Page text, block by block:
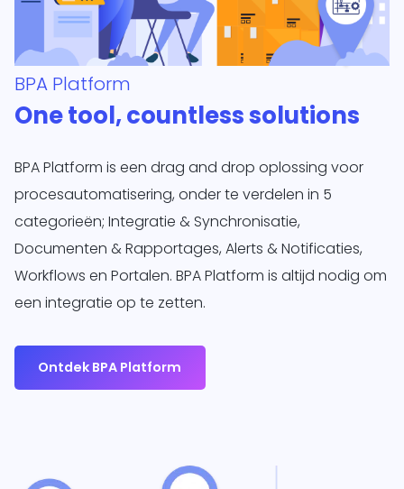
BPA Platform
One tool, countless solutions
BPA Platform is een drag and drop oplossing voor
procesautomatisering, onder te verdelen in 5
categorieën; Integratie & Synchronisatie,
Documenten & Rapportages, Alerts & Notificaties,
Workflows en Portalen. BPA Platform is altijd nodig om
een integratie op te zetten.
Ontdek BPA Platform